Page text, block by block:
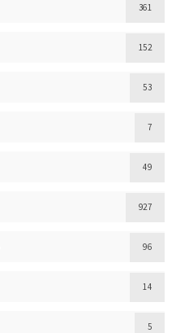
361
152
53
7
49
927
96
14
5